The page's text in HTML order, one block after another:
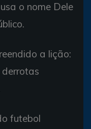
o nome Dele
a lição:
futebol